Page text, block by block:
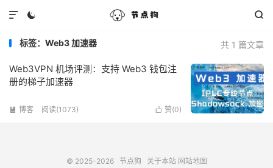
 

共 1 篇文章
标签：Web3 加速器
Web3VPN 机场评测：支持 Web3 钱包注
册的梯子加速器
 赞(0)
 博客 阅读(1073)
© 2025-2026 节点狗 关于本站 网站地图